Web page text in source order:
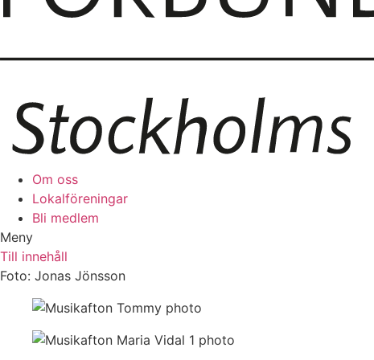
Om oss
Lokalföreningar
Bli medlem
Meny
Till innehåll
Foto: Jonas Jönsson